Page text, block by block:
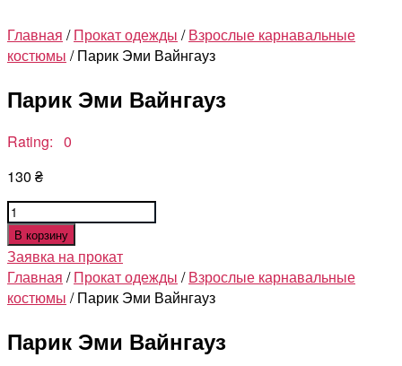
Главная /Прокат одежды /Взрослые карнавальные
костюмы / Парик Эми Вайнгауз
Парик Эми Вайнгауз
Rating: 0
130 ₴
Количество
товара
Парик
Эми
Вайнгауз
В корзину
Заявка на прокат
Главная /Прокат одежды /Взрослые карнавальные
костюмы / Парик Эми Вайнгауз
Парик Эми Вайнгауз